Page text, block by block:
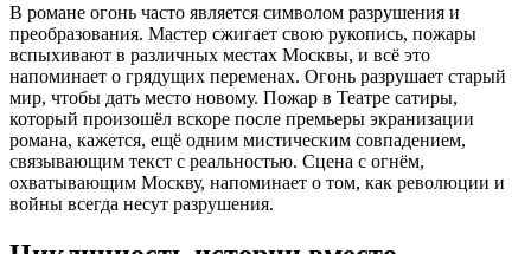
В романе огонь часто является символом разрушения и
преобразования. Мастер сжигает свою рукопись, пожары
вспыхивают в различных местах Москвы, и всё это
напоминает о грядущих переменах. Огонь разрушает старый
мир, чтобы дать место новому. Пожар в Театре сатиры,
который произошёл вскоре после премьеры экранизации
романа, кажется, ещё одним мистическим совпадением,
связывающим текст с реальностью. Сцена с огнём,
охватывающим Москву, напоминает о том, как революции и
войны всегда несут разрушения.